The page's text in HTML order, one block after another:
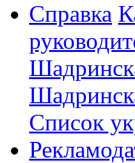
Справка
Список